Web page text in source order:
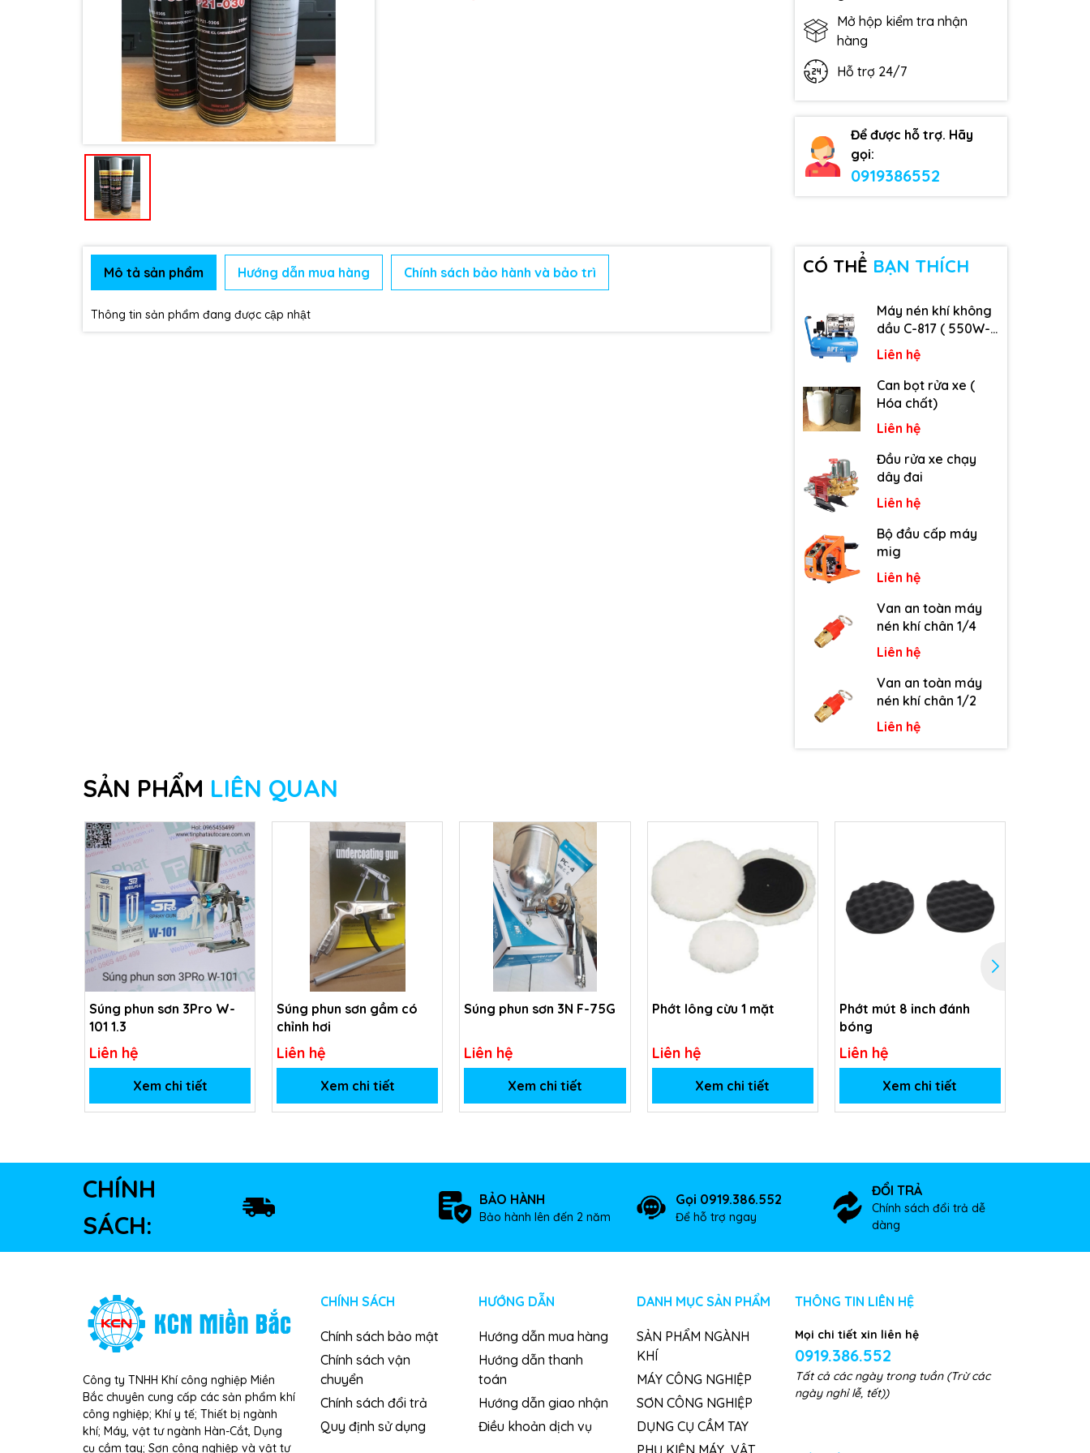
Mở hộp kiểm tra nhận
hàng
Hỗ trợ 24/7
Để được hỗ trợ. Hãy
gọi:
0919386552
Mô tả sản phẩm Hướng dẫn mua hàng Chính sách bảo hành và bảo trì
Thông tin sản phẩm đang được cập nhật
CÓ THỂ BẠN THÍCH
Máy nén khí không
dầu C-817 ( 550W-
9L )
Liên hệ
Can bọt rửa xe (
Hóa chất)
Liên hệ
Đầu rửa xe chạy
dây đai
Liên hệ
Bộ đầu cấp máy
mig
Liên hệ
Van an toàn máy
nén khí chân 1/4
Liên hệ
Van an toàn máy
nén khí chân 1/2
Liên hệ
SẢN PHẨM LIÊN QUAN
Súng phun sơn 3Pro W-
101 1.3
Liên hệ
Xem chi tiết
Súng phun sơn gầm có
chỉnh hơi
Liên hệ
Xem chi tiết
Súng phun sơn 3N F-75G
Liên hệ
Xem chi tiết
Phớt lông cừu 1 mặt
Liên hệ
Xem chi tiết
Phớt mút 8 inch đánh
bóng
Liên hệ
Xem chi tiết
CHÍNH
SÁCH:
BẢO HÀNH
Bảo hành lên đến 2 năm
Gọi 0919.386.552
Để hỗ trợ ngay
ĐỔI TRẢ
Chính sách đổi trả dễ
dàng
Công ty TNHH Khí công nghiệp Miền
Bắc chuyên cung cấp các sản phẩm khí
công nghiệp; Khí y tế; Thiết bị ngành
khí; Máy, vật tư ngành Hàn-Cắt, Dụng
cụ cầm tay; Sơn công nghiệp và vật tư
CHÍNH SÁCH
Chính sách bảo mật
Chính sách vận
chuyển
Chính sách đổi trả
Quy định sử dụng
HƯỚNG DẪN
Hướng dẫn mua hàng
Hướng dẫn thanh
toán
Hướng dẫn giao nhận
Điều khoản dịch vụ
DANH MỤC SẢN PHẨM
SẢN PHẨM NGÀNH
KHÍ
MÁY CÔNG NGHIỆP
SƠN CÔNG NGHIỆP
DỤNG CỤ CẦM TAY
THÔNG TIN LIÊN HỆ
Mọi chi tiết xin liên hệ
0919.386.552
Tất cả các ngày trong tuần (Trừ các
ngày nghỉ lễ, tết))